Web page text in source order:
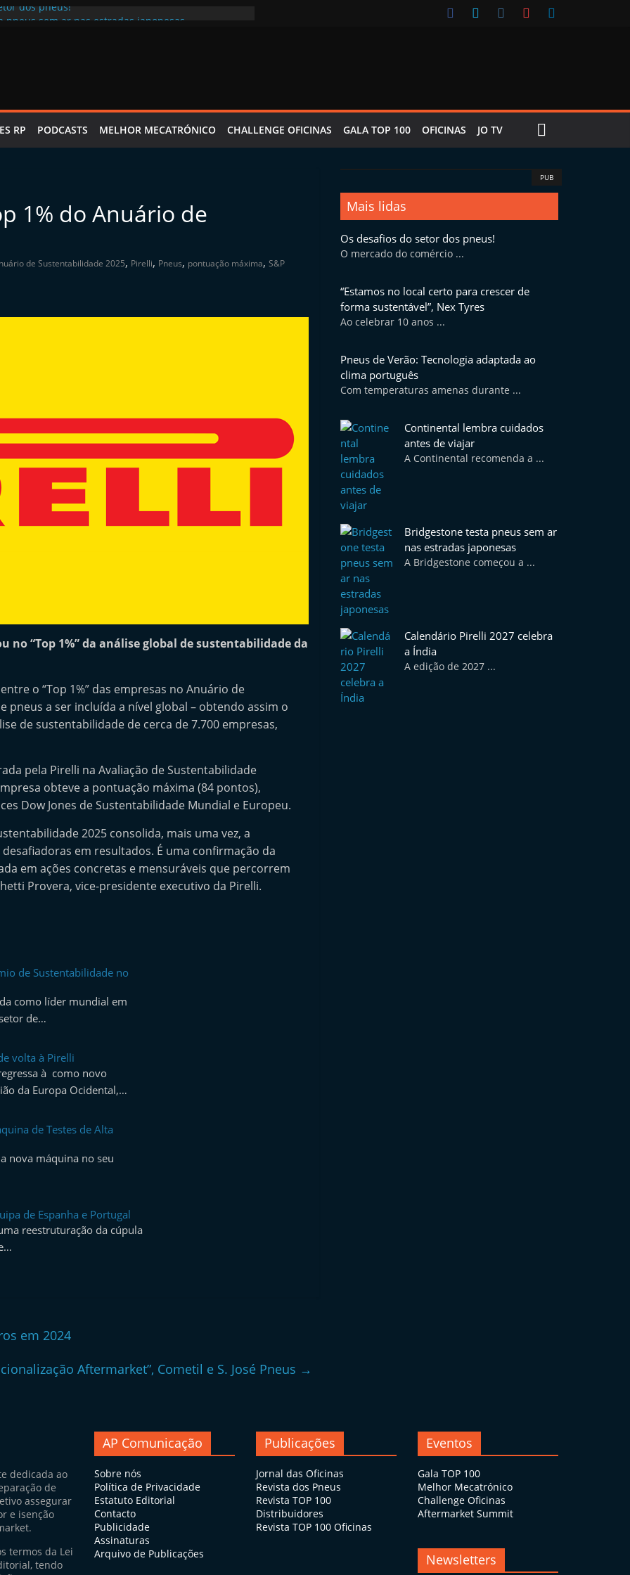
dos pneus!
RP PODCASTS MELHOR MECATRÓNICO CHALLENGE OFICINAS GALA TOP 100 OFICINAS JO TV
1% do Anuário de
de Sustentabilidade 2025, Pirelli, Pneus, pontuação máxima, S&P
no “Top 1%” da análise global de sustentabilidade da
o “Top 1%” das empresas no Anuário de
pneus a ser incluída a nível global – obtendo assim o
de sustentabilidade de cerca de 7.700 empresas,
pela Pirelli na Avaliação de Sustentabilidade
obteve a pontuação máxima (84 pontos),
Dow Jones de Sustentabilidade Mundial e Europeu.
2025 consolida, mais uma vez, a
em resultados. É uma confirmação da
em ações concretas e mensuráveis que percorrem
Provera, vice-presidente executivo da Pirelli.
de Sustentabilidade no
como líder mundial em
de…
volta à Pirelli
à como novo
da Europa Ocidental,…
de Testes de Alta
nova máquina no seu
de Espanha e Portugal
reestruturação da cúpula
em 2024
Aftermarket”, Cometil e S. José Pneus →
PUB
Mais lidas
Os desafios do setor dos pneus!
O mercado do comércio ...
“Estamos no local certo para crescer de
forma sustentável”, Nex Tyres
Ao celebrar 10 anos ...
Pneus de Verão: Tecnologia adaptada ao
clima português
Com temperaturas amenas durante ...
Continental lembra cuidados
antes de viajar
A Continental recomenda a ...
Bridgestone testa pneus sem ar
nas estradas japonesas
A Bridgestone começou a ...
Calendário Pirelli 2027 celebra
a Índia
A edição de 2027 ...
dedicada ao
de
assegurar
e isenção
termos da Lei
tendo
AP Comunicação
Sobre nós
Política de Privacidade
Estatuto Editorial
Contacto
Publicidade
Assinaturas
Arquivo de Publicações
Publicações
Jornal das Oficinas
Revista dos Pneus
Revista TOP 100
Distribuidores
Revista TOP 100 Oficinas
Eventos
Gala TOP 100
Melhor Mecatrónico
Challenge Oficinas
Aftermarket Summit
Newsletters